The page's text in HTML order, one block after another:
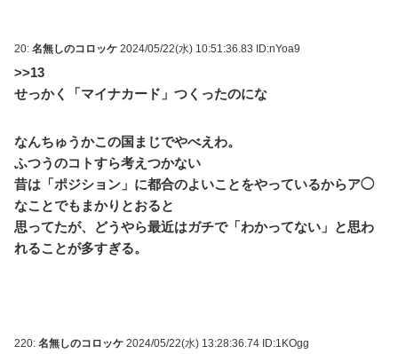
20: 名無しのコロッケ 2024/05/22(水) 10:51:36.83 ID:nYoa9
>>13
せっかく「マイナカード」つくったのにな
なんちゅうかこの国まじでやべえわ。
ふつうのコトすら考えつかない
昔は「ポジション」に都合のよいことをやっているからア◯
なことでもまかりとおると
思ってたが、どうやら最近はガチで「わかってない」と思わ
れることが多すぎる。
220: 名無しのコロッケ 2024/05/22(水) 13:28:36.74 ID:1KOgg